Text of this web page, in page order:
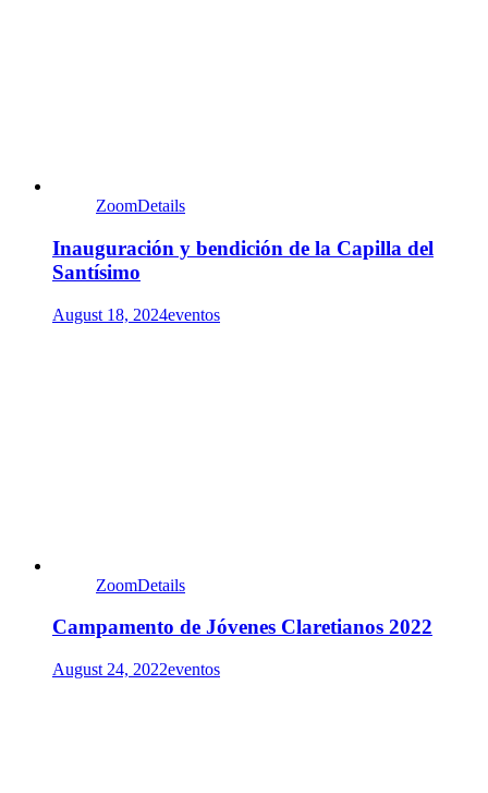
ZoomDetails
Inauguración y bendición de la Capilla del
Santísimo
August 18, 2024eventos
ZoomDetails
Campamento de Jóvenes Claretianos 2022
August 24, 2022eventos